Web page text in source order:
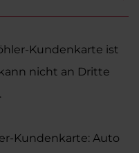
Kundenkarte ist
nicht an Dritte
Kundenkarte: Auto